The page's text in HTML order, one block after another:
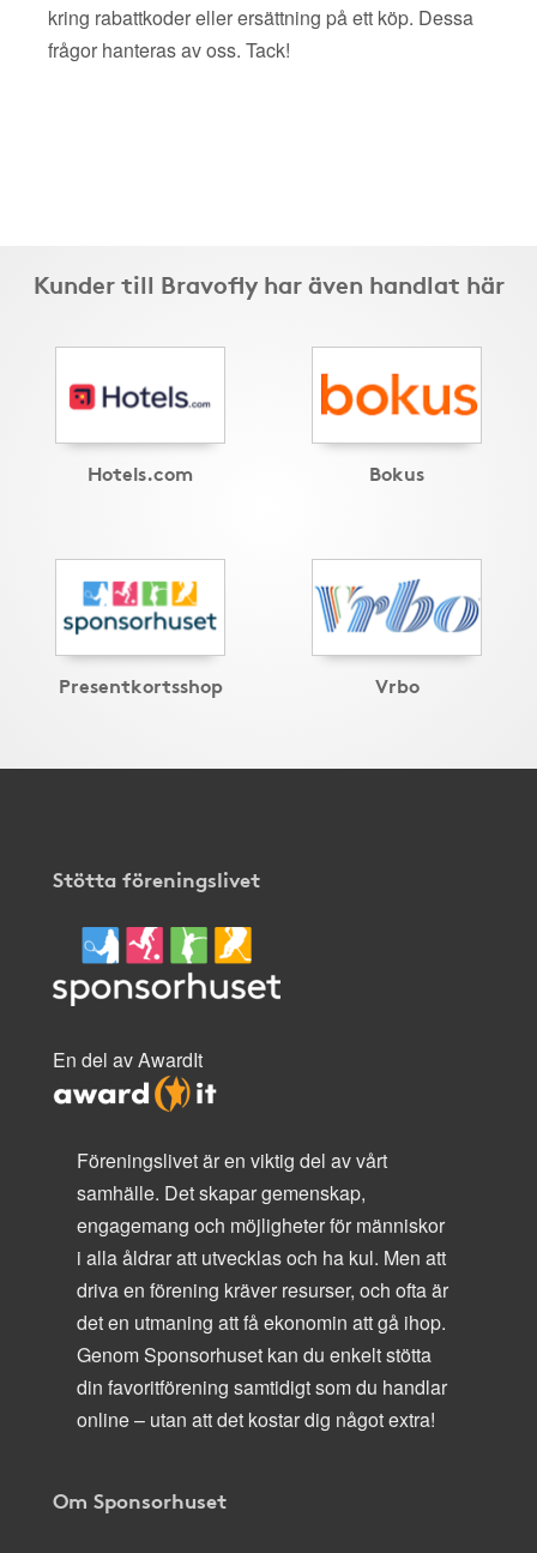
kring rabattkoder eller ersättning på ett köp. Dessa
frågor hanteras av oss. Tack!
Kunder till Bravofly har även handlat här
Hotels.com Bokus
Presentkortsshop Vrbo
Stötta föreningslivet
En del av AwardIt
Föreningslivet är en viktig del av vårt
samhälle. Det skapar gemenskap,
engagemang och möjligheter för människor
i alla åldrar att utvecklas och ha kul. Men att
driva en förening kräver resurser, och ofta är
det en utmaning att få ekonomin att gå ihop.
Genom Sponsorhuset kan du enkelt stötta
din favoritförening samtidigt som du handlar
online – utan att det kostar dig något extra!
Om Sponsorhuset